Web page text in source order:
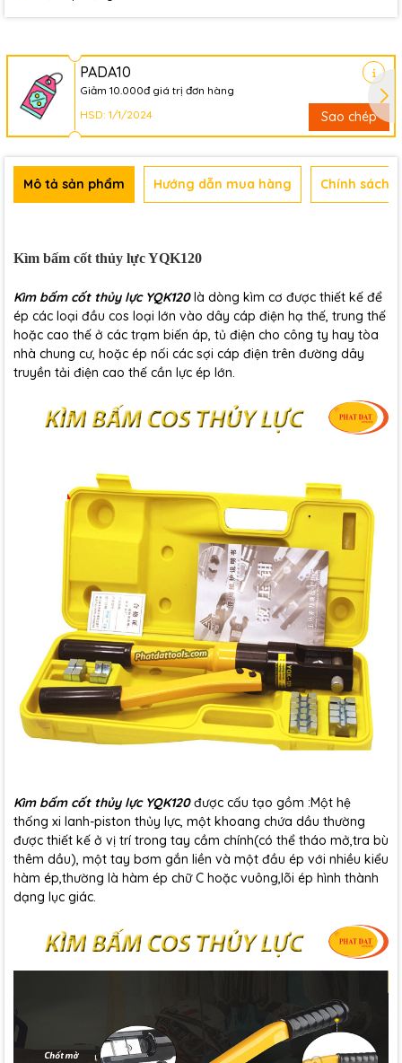
PADA10
Giảm 10.000đ giá trị đơn hàng
HSD: 1/1/2024
Sao chép
Mô tả sản phẩm Hướng dẫn mua hàng Chính sách
Kìm bấm cốt thủy lực YQK120
Kìm bấm cốt thủy lực YQK120là dòng kìm cơ được thiết kế để
ép các loại đầu cos loại lớn vào dây cáp điện hạ thế, trung thế
hoặc cao thế ở các trạm biến áp, tủ điện cho công ty hay tòa
nhà chung cư, hoặc ép nối các sợi cáp điện trên đường dây
truyền tải điện cao thế cần lực ép lớn.
Kìm bấm cốt thủy lực YQK120được cấu tạo gồm :Một hệ
thống xi lanh-piston thủy lực, một khoang chứa dầu thường
được thiết kế ở vị trí trong tay cầm chính(có thể tháo mở,tra bù
thêm dầu), một tay bơm gắn liền và một đầu ép với nhiều kiểu
hàm ép,thường là hàm ép chữ C hoặc vuông,lõi ép hình thành
dạng lục giác.